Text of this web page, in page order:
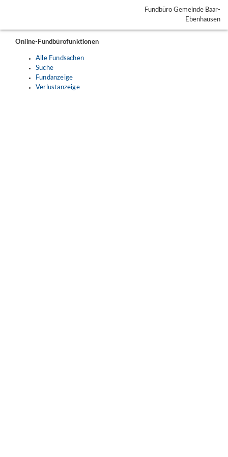
Fundbüro Gemeinde Baar-
Ebenhausen
Online-Fundbürofunktionen
Alle Fundsachen
Suche
Fundanzeige
Verlustanzeige